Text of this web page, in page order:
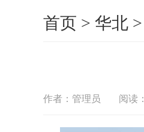
首页 > 华北 >
作者：管理员 阅读：